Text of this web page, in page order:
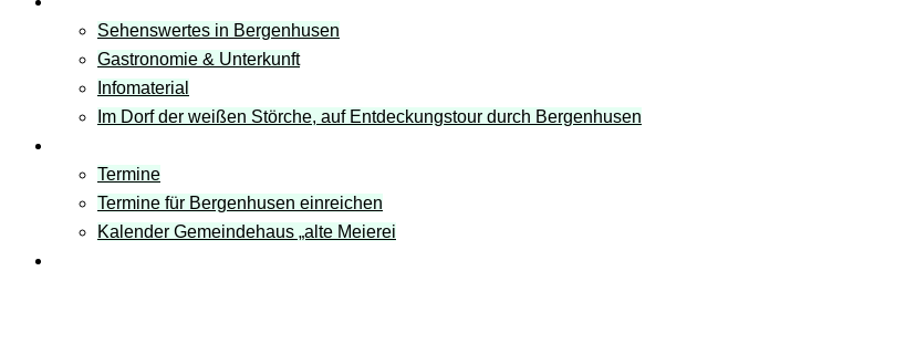
Sehenswertes in Bergenhusen
Gastronomie & Unterkunft
Infomaterial
Im Dorf der weißen Störche, auf Entdeckungstour durch Bergenhusen
Termine
Termine für Bergenhusen einreichen
Kalender Gemeindehaus „alte Meierei